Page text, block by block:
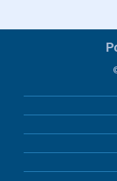
în
în
25